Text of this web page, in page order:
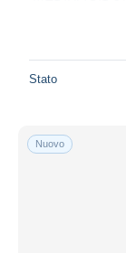
Stato
Nuovo